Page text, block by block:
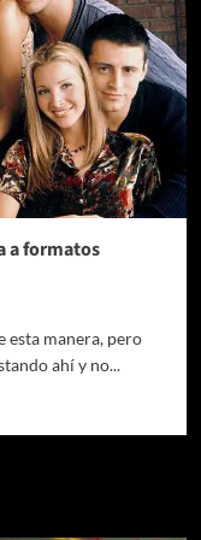
a formatos
esta manera, pero
ahí y no...